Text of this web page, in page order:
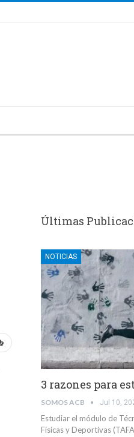
Últimas
NOTICIAS
3 razones para
SOMOS ACB Jul 10,
Estudiar el módulo de
Físicas y Deportivas